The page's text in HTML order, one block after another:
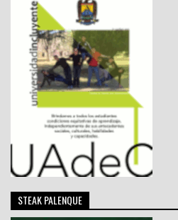
STEAK PALENQUE